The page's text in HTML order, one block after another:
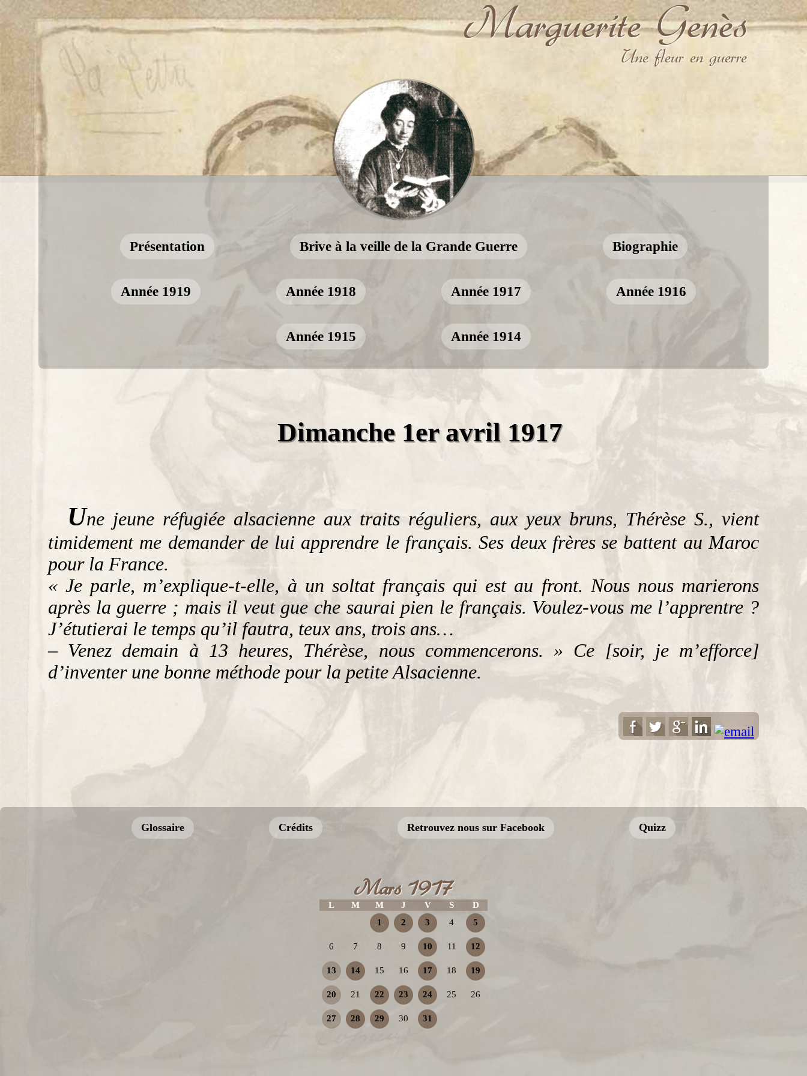
Marguerite Genès
Une fleur en guerre
Présentation Brive à la veille de la Grande Guerre Biographie
Année 1919 Année 1918 Année 1917 Année 1916
Année 1915 Année 1914
Dimanche 1er avril 1917
Une jeune réfugiée alsacienne aux traits réguliers, aux yeux bruns, Thérèse S., vient
timidement me demander de lui apprendre le français. Ses deux frères se battent au Maroc
pour la France.
« Je parle, m’explique-t-elle, à un soltat français qui est au front. Nous nous marierons
après la guerre ; mais il veut gue che saurai pien le français. Voulez-vous me l’apprentre ?
J’étutierai le temps qu’il fautra, teux ans, trois ans…
– Venez demain à 13 heures, Thérèse, nous commencerons. » Ce [soir, je m’efforce]
d’inventer une bonne méthode pour la petite Alsacienne.
Glossaire Crédits Retrouvez nous sur Facebook Quizz
Mars 1917
L M M J V S
D
1
2 3 4 5
6 7 8 9 10 11 12
13 14 15 16 17 18 19
20 21 22 23 24 25 26
27 28 29 30 31